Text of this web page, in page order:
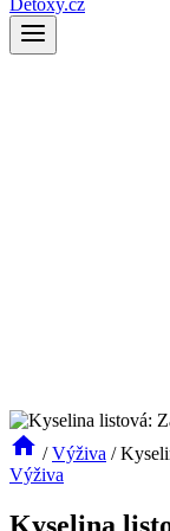
Detoxy.cz
/ Výživa /
Výživa